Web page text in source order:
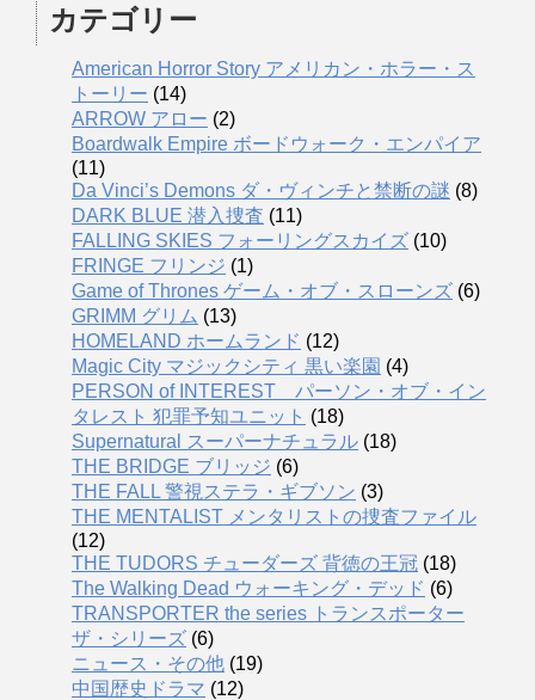
カテゴリー
American Horror Story アメリカン・ホラー・ス
トーリー (14)
ARROW アロー (2)
Boardwalk Empire ボードウォーク・エンパイア
(11)
Da Vinci’s Demons ダ・ヴィンチと禁断の謎 (8)
DARK BLUE 潜入捜査 (11)
FALLING SKIES フォーリングスカイズ (10)
FRINGE フリンジ (1)
Game of Thrones ゲーム・オブ・スローンズ (6)
GRIMM グリム (13)
HOMELAND ホームランド (12)
Magic City マジックシティ 黒い楽園 (4)
PERSON of INTEREST パーソン・オブ・イン
タレスト 犯罪予知ユニット (18)
Supernatural スーパーナチュラル (18)
THE BRIDGE ブリッジ (6)
THE FALL 警視ステラ・ギブソン (3)
THE MENTALIST メンタリストの捜査ファイル
(12)
THE TUDORS チューダーズ 背徳の王冠 (18)
The Walking Dead ウォーキング・デッド (6)
TRANSPORTER the series トランスポーター
ザ・シリーズ (6)
ニュース・その他 (19)
中国歴史ドラマ (12)